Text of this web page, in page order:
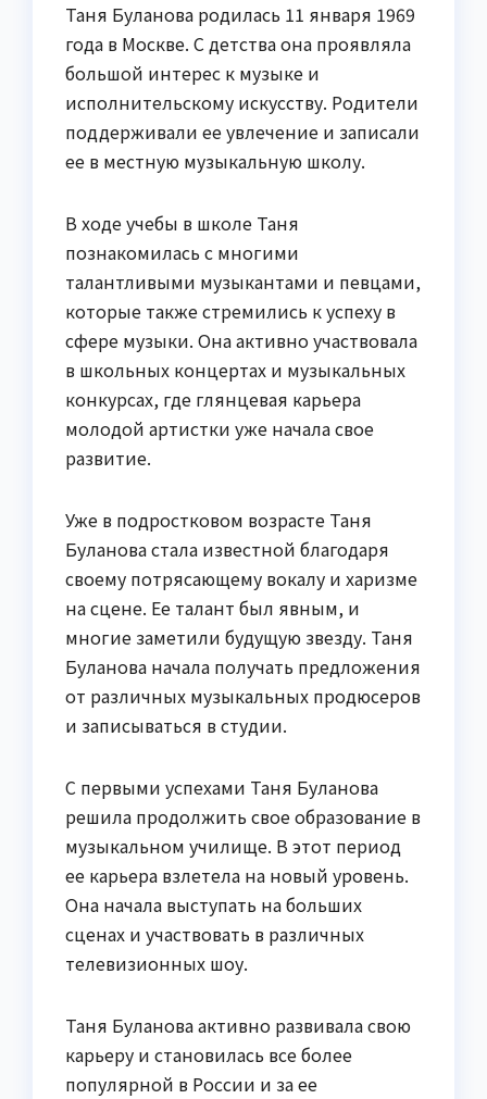
Таня Буланова родилась 11 января 1969
года в Москве. С детства она проявляла
большой интерес к музыке и
исполнительскому искусству. Родители
поддерживали ее увлечение и записали
ее в местную музыкальную школу.
В ходе учебы в школе Таня
познакомилась с многими
талантливыми музыкантами и певцами,
которые также стремились к успеху в
сфере музыки. Она активно участвовала
в школьных концертах и музыкальных
конкурсах, где глянцевая карьера
молодой артистки уже начала свое
развитие.
Уже в подростковом возрасте Таня
Буланова стала известной благодаря
своему потрясающему вокалу и харизме
на сцене. Ее талант был явным, и
многие заметили будущую звезду. Таня
Буланова начала получать предложения
от различных музыкальных продюсеров
и записываться в студии.
С первыми успехами Таня Буланова
решила продолжить свое образование в
музыкальном училище. В этот период
ее карьера взлетела на новый уровень.
Она начала выступать на больших
сценах и участвовать в различных
телевизионных шоу.
Таня Буланова активно развивала свою
карьеру и становилась все более
популярной в России и за ее